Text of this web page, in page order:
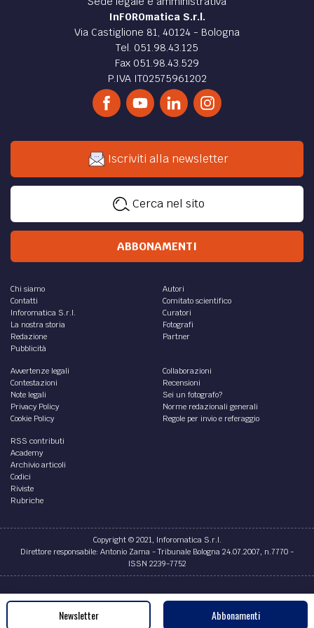
EXTRA
RUBRICHE LIBRI PROCEEDINGS PUBBLICITÀ
SOCIAL MEDIA
InFOROmatica S.r.l.
Via Castiglione 81, 40124 - Bologna
Tel. 051.98.43.125
Fax 051.98.43.529
P.IVA IT02575961202
Iscriviti alla newsletter
Cerca nel sito
ABBONAMENTI
Chi siamo
Contatti
Inforomatica S.r.l.
La nostra storia
Redazione
Pubblicità
Autori
Comitato scientifico
Curatori
Fotografi
Partner
Avvertenze legali
Contestazioni
Note legali
Privacy Policy
Cookie Policy
Collaborazioni
Recensioni
Sei un fotografo?
Norme redazionali generali
Regole per invio e referaggio
RSS contributi
Academy
Archivio articoli
Codici
Riviste
Rubriche
Copyright © 2021, Inforomatica S.r.l.
Direttore responsabile: Antonio Zama - Tribunale Bologna 24.07.2007, n.7770 -
ISSN 2239-7752
Credits
Newsletter Abbonamenti